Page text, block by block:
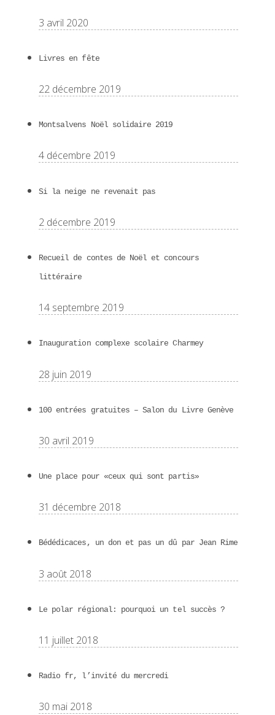
3 avril 2020
Livres en fête
22 décembre 2019
Montsalvens Noël solidaire 2019
4 décembre 2019
Si la neige ne revenait pas
2 décembre 2019
Recueil de contes de Noël et concours
littéraire
14 septembre 2019
Inauguration complexe scolaire Charmey
28 juin 2019
100 entrées gratuites – Salon du Livre Genève
30 avril 2019
Une place pour «ceux qui sont partis»
31 décembre 2018
Bédédicaces, un don et pas un dû par Jean Rime
3 août 2018
Le polar régional: pourquoi un tel succès ?
11 juillet 2018
Radio fr, l’invité du mercredi
30 mai 2018